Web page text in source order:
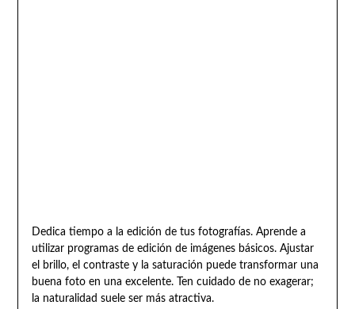
Dedica tiempo a la edición de tus fotografías. Aprende a
utilizar programas de edición de imágenes básicos. Ajustar
el brillo, el contraste y la saturación puede transformar una
buena foto en una excelente. Ten cuidado de no exagerar;
la naturalidad suele ser más atractiva.